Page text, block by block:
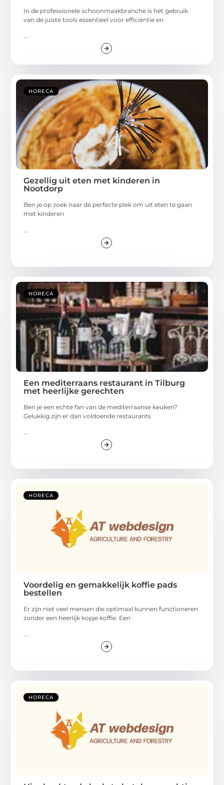
In de professionele schoonmaakbranche is het gebruik
van de juiste tools essentieel voor efficiëntie en
...
HORECA
Gezellig uit eten met kinderen in
Nootdorp
Ben je op zoek naar de perfecte plek om uit eten te gaan
met kinderen
HORECA
Een mediterraans restaurant in Tilburg
met heerlijke gerechten
Ben je een echte fan van de mediterraanse keuken?
Gelukkig zijn er dan voldoende restaurants
...
HORECA
Voordelig en gemakkelijk koffie pads
bestellen
Er zijn niet veel mensen die optimaal kunnen functioneren
zonder een heerlijk kopje koffie. Een
...
HORECA